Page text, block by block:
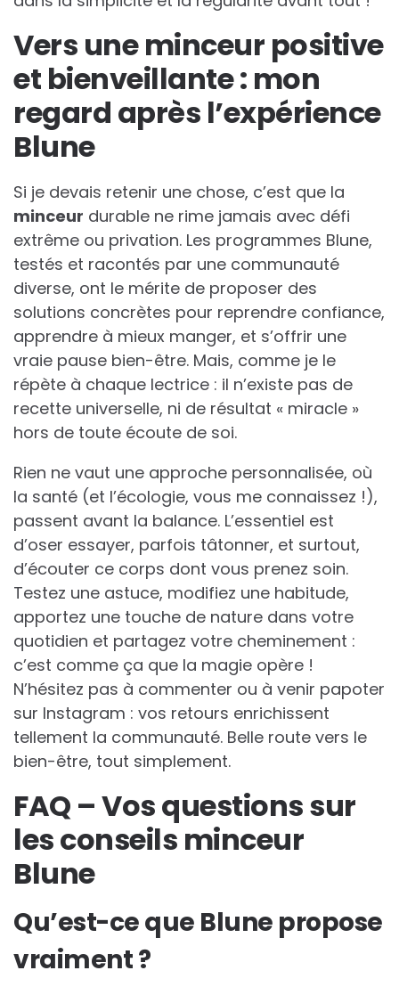
Vers une minceur positive
et bienveillante : mon
regard après l’expérience
Blune
Si je devais retenir une chose, c’est que la
minceur durable ne rime jamais avec défi
extrême ou privation. Les programmes Blune,
testés et racontés par une communauté
diverse, ont le mérite de proposer des
solutions concrètes pour reprendre confiance,
apprendre à mieux manger, et s’offrir une
vraie pause bien-être. Mais, comme je le
répète à chaque lectrice : il n’existe pas de
recette universelle, ni de résultat « miracle »
hors de toute écoute de soi.
Rien ne vaut une approche personnalisée, où
la santé (et l’écologie, vous me connaissez !),
passent avant la balance. L’essentiel est
d’oser essayer, parfois tâtonner, et surtout,
d’écouter ce corps dont vous prenez soin.
Testez une astuce, modifiez une habitude,
apportez une touche de nature dans votre
quotidien et partagez votre cheminement :
c’est comme ça que la magie opère !
N’hésitez pas à commenter ou à venir papoter
sur Instagram : vos retours enrichissent
tellement la communauté. Belle route vers le
bien-être, tout simplement.
FAQ – Vos questions sur
les conseils minceur
Blune
Qu’est-ce que Blune propose
vraiment ?